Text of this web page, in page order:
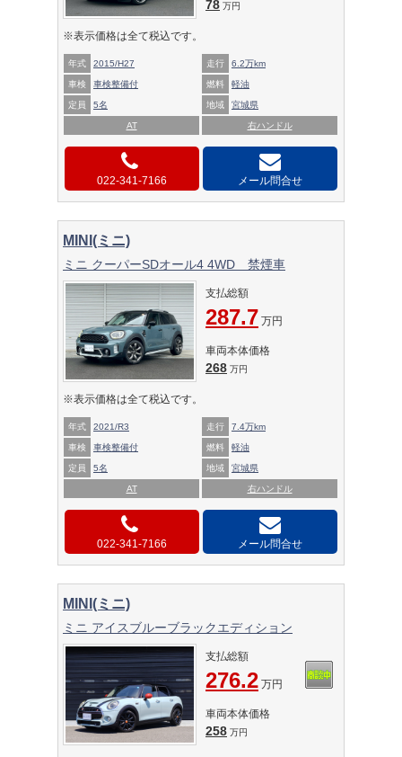
78 万円
※表示価格は全て税込です。
年式 2015/H27 走行 6.2万km
車検 車検整備付 燃料 軽油
定員 5名 地域 宮城県
AT 右ハンドル
022-341-7166 メール問合せ
MINI(ミニ)
ミニ クーパーSDオール4 4WD 禁煙車
支払総額
287.7 万円
車両本体価格
268 万円
※表示価格は全て税込です。
年式 2021/R3 走行 7.4万km
車検 車検整備付 燃料 軽油
定員 5名 地域 宮城県
AT 右ハンドル
022-341-7166 メール問合せ
MINI(ミニ)
ミニ アイスブルーブラックエディション
支払総額
276.2 万円
車両本体価格
258 万円